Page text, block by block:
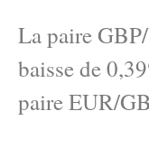
La paire
baisse de
paire EUR/